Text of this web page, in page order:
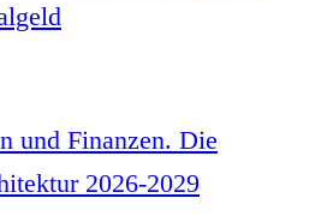
und Finanzen. Die
2026-2029